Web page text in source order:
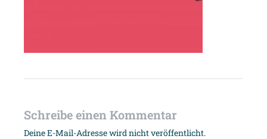
Schreibe einen Kommentar
Deine E-Mail-Adresse wird nicht veröffentlicht.